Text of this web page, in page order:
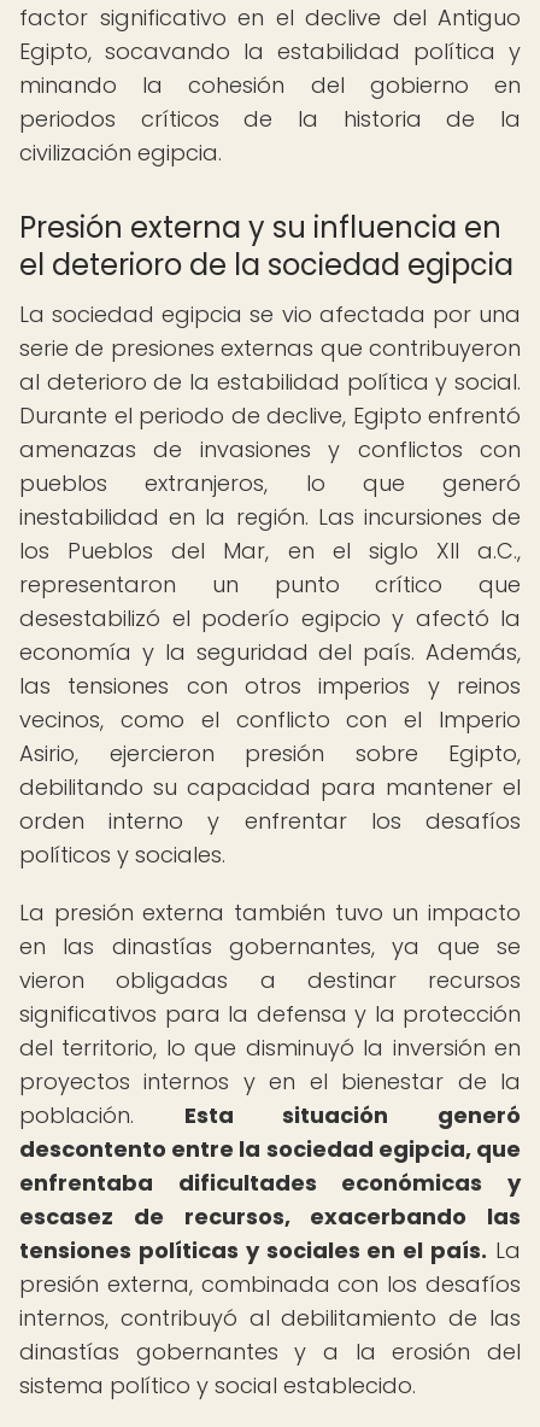
factor significativo en el declive del Antiguo
Egipto, socavando la estabilidad política y
minando la cohesión del gobierno en
periodos críticos de la historia de la
civilización egipcia.
Presión externa y su influencia en
el deterioro de la sociedad egipcia
La sociedad egipcia se vio afectada por una
serie de presiones externas que contribuyeron
al deterioro de la estabilidad política y social.
Durante el periodo de declive, Egipto enfrentó
amenazas de invasiones y conflictos con
pueblos extranjeros, lo que generó
inestabilidad en la región. Las incursiones de
los Pueblos del Mar, en el siglo XII a.C.,
representaron un punto crítico que
desestabilizó el poderío egipcio y afectó la
economía y la seguridad del país. Además,
las tensiones con otros imperios y reinos
vecinos, como el conflicto con el Imperio
Asirio, ejercieron presión sobre Egipto,
debilitando su capacidad para mantener el
orden interno y enfrentar los desafíos
políticos y sociales.
La presión externa también tuvo un impacto
en las dinastías gobernantes, ya que se
vieron obligadas a destinar recursos
significativos para la defensa y la protección
del territorio, lo que disminuyó la inversión en
proyectos internos y en el bienestar de la
población. Esta situación generó
descontento entre la sociedad egipcia, que
enfrentaba dificultades económicas y
escasez de recursos, exacerbando las
tensiones políticas y sociales en el país. La
presión externa, combinada con los desafíos
internos, contribuyó al debilitamiento de las
dinastías gobernantes y a la erosión del
sistema político y social establecido.